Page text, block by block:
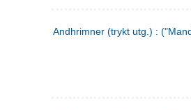
Andhrimner (trykt utg.) :